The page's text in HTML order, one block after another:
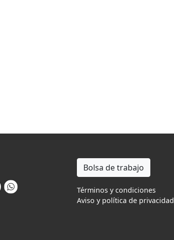
Bolsa de trabajo
Términos y condiciones
Aviso y política de privacidad